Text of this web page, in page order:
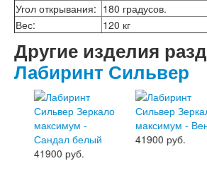
Угол открывания: 180 градусов.
Вес: 120 кг
Другие изделия
Лабиринт Сильвер
41900 руб.
41900 руб.